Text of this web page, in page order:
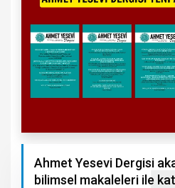
Ahmet Yesevi Dergisi
bilimsel makaleleri ile